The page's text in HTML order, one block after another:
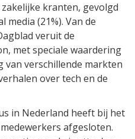
kranten, gevolgd
media (21%). Van de
veruit de
met speciale waardering
verschillende markten
over tech en de
in Nederland heeft bij het
afgesloten.